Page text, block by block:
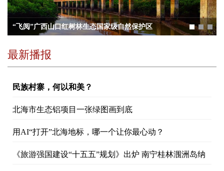
“飞阅”广西山口红树林生态国家级自然保护区
最新播报
民族村寨，何以和美？
北海市生态铝项目一张绿图画到底
用AI“打开”北海地标，哪一个让你最心动？
《旅游强国建设“十五五”规划》出炉 南宁桂林涠洲岛纳